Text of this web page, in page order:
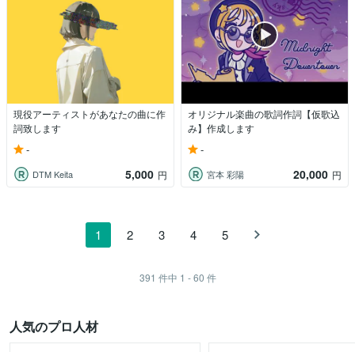
現役アーティストがあなたの曲に作
詞致します
-
DTM Keita 5,000 円
オリジナル楽曲の歌詞作詞【仮歌込
み】作成します
-
宮本 彩陽 20,000 円
1 2 3 4 5
391 件中 1 - 60 件
人気のプロ人材